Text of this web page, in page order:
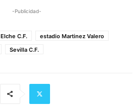
-Publicidad-
Elche C.F.
estadio Martinez Valero
Sevilla C.F.